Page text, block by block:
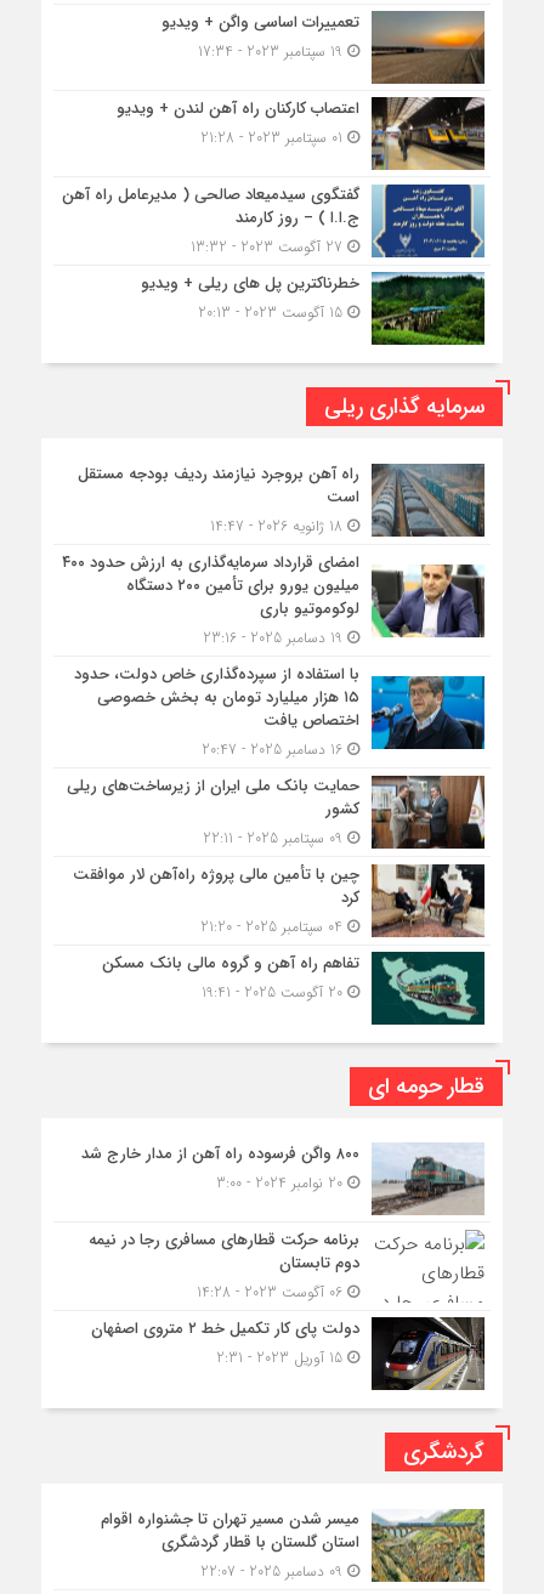
تعمییرات اساسی واگن + ویدیو
اعتصاب کارکنان راه آهن لندن + ویدیو
گفتگوی سیدمیعاد صالحی ( مدیرعامل راه آهن
ج.ا.ا ) – روز کارمند
خطرناکترین پل های ریلی + ویدیو
15 آگوست 2023 - 20:13
سرمایه گذاری ریلی
راه آهن بروجرد نیازمند ردیف بودجه مستقل
است
امضای قرارداد سرمایه‌گذاری به ارزش حدود ۴۰۰
میلیون یورو برای تأمین ۲۰۰ دستگاه
لوکوموتیو باری
با استفاده از سپرده‌گذاری خاص دولت، حدود
۱۵ هزار میلیارد تومان به بخش خصوصی
اختصاص یافت
16 دسامبر 2025 - 20:47
حمایت بانک ملی ایران از زیرساخت‌های ریلی
کشور
چین با تأمین مالی پروژه راه‌آهن لار موافقت
کرد
تفاهم راه آهن و گروه مالی بانک مسکن
20 آگوست 2025 - 19:41
قطار حومه ای
۸۰۰ واگن فرسوده راه آهن از مدار خارج شد
20 نوامبر 2024 - 3:00
برنامه حرکت قطارهای مسافری رجا در نیمه
دوم تابستان
06 آگوست 2023 - 14:28
دولت پای کار تکمیل خط ۲ متروی اصفهان
15 آوریل 2023 - 2:31
گردشگری
میسر شدن مسیر تهران تا جشنواره اقوام
استان گلستان با قطار گردشگری